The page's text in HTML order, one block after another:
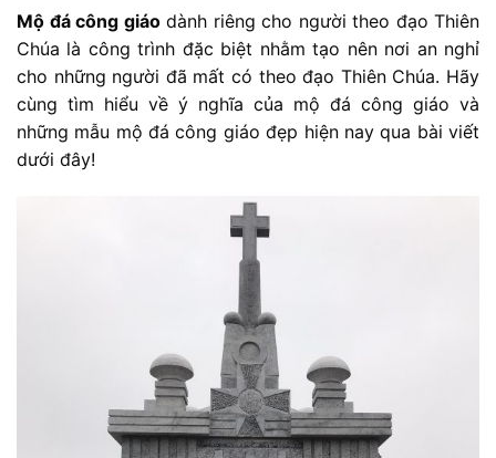
Mộ đá công giáodành riêng cho người theo đạo Thiên
Chúa là công trình đặc biệt nhằm tạo nên nơi an nghỉ
cho những người đã mất có theo đạo Thiên Chúa. Hãy
cùng tìm hiểu về ý nghĩa của mộ đá công giáo và
những mẫu mộ đá công giáo đẹp hiện nay qua bài viết
dưới đây!